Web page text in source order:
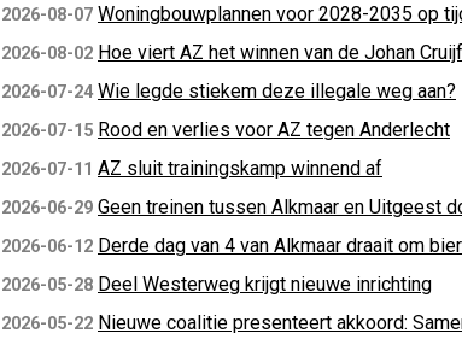
2026-08-07 Woningbouwplannen voor 2028-2035 op
2026-08-02 Hoe viert AZ het winnen van de Johan
2026-07-24 Wie legde stiekem deze illegale weg aan?
2026-07-15 Rood en verlies voor AZ tegen Anderlecht
2026-07-11 AZ sluit trainingskamp winnend af
2026-06-29 Geen treinen tussen Alkmaar en Uitgeest
2026-06-12 Derde dag van 4 van Alkmaar draait om
2026-05-28 Deel Westerweg krijgt nieuwe inrichting
2026-05-22 Nieuwe coalitie presenteert akkoord: